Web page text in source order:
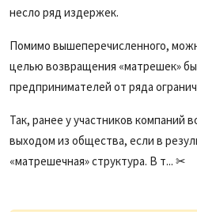
несло ряд издержек.
Помимо вышеперечисленного,
целью возвращения «матрешек»
предпринимателей от ряда
Так, ранее у участников компаний
выходом из общества, если в
«матрешечная» структура. В т... ✂